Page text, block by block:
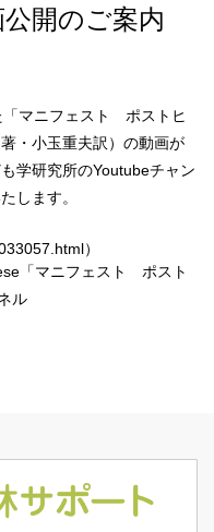
開のご案内
「マニフェスト ポストヒ
・小玉重夫訳）の動画が
学研究所のYoutubeチャン
します。
）
「マニフェスト ポスト
ル